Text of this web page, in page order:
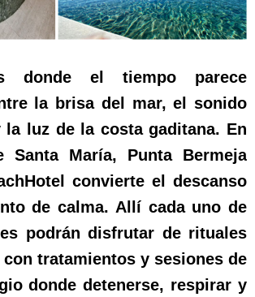
donde el tiempo parece
la brisa del mar, el sonido
luz de la costa gaditana. En
Santa María, Punta Bermeja
convierte el descanso
de calma. Allí cada uno de
podrán disfrutar de rituales
con tratamientos y sesiones de
donde detenerse, respirar y